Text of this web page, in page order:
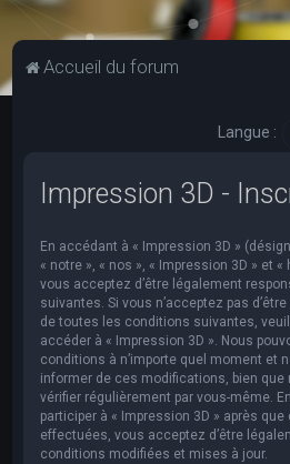
Accueil du forum
Langue :
Impression 3D -
En accédant à « Impression 3D »
« notre », « nos », « Impression 3D » et
vous acceptez d’être légalement
suivantes. Si vous n’acceptez pas
de toutes les conditions suivantes,
accéder à « Impression 3D ». Nous
conditions à n’importe quel moment et
informer de ces modifications, bien
vérifier régulièrement par vous-même.
participer à « Impression 3D » après
effectuées, vous acceptez d’être
conditions modifiées et mises à jour.